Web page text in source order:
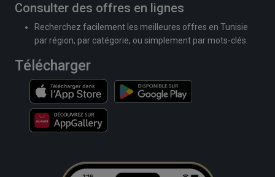
Consulter des offres en lignes
Recherchez facilement les meilleures offres en Tunisie
par région, par catégorie, ou simplement par mots-clés.
Télécharger